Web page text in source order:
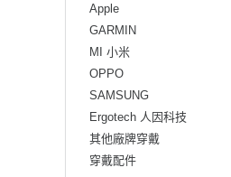
Apple
GARMIN
MI 小米
OPPO
SAMSUNG
Ergotech 人因科技
其他廠牌穿戴
穿戴配件